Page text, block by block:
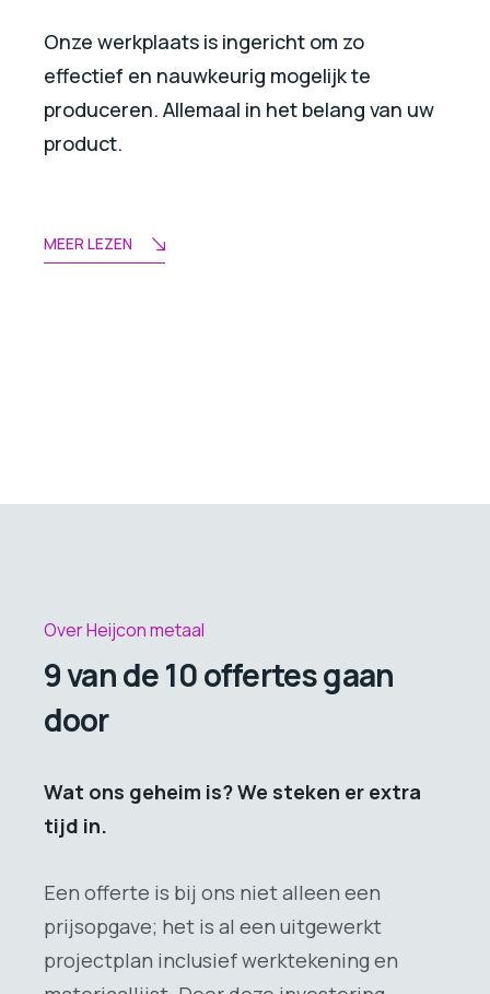
Onze werkplaats is ingericht om zo
effectief en nauwkeurig mogelijk te
produceren. Allemaal in het belang van uw
product.
MEER LEZEN
Over Heijcon metaal
9 van de 10 offertes gaan
door
Wat ons geheim is? We steken er extra
tijd in.
Een offerte is bij ons niet alleen een
prijsopgave; het is al een uitgewerkt
projectplan inclusief werktekening en